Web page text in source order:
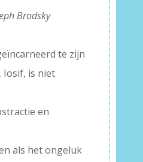
Brodsky
te zijn
is niet
en
als het ongeluk